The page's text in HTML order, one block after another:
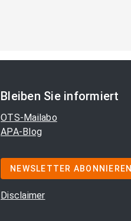
Bleiben Sie informiert
OTS-Mailabo
APA-Blog
NEWSLETTER ABONNIEREN
Disclaimer